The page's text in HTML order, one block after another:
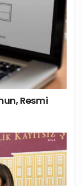
Resmi